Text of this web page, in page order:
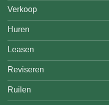
Verkoop
Huren
Leasen
Reviseren
Ruilen